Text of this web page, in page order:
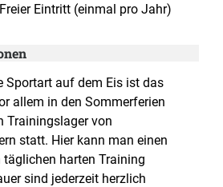
Eintritt (einmal pro Jahr)
Sportart auf dem Eis ist das
allem in den Sommerferien
Trainingslager von
statt. Hier kann man einen
täglichen harten Training
sind jederzeit herzlich